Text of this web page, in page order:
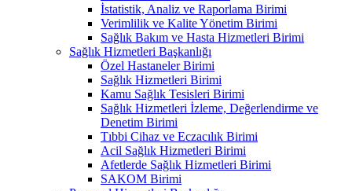
İstatistik, Analiz ve Raporlama Birimi
Verimlilik ve Kalite Yönetim Birimi
Sağlık Bakım ve Hasta Hizmetleri Birimi
Sağlık Hizmetleri Başkanlığı
Özel Hastaneler Birimi
Sağlık Hizmetleri Birimi
Kamu Sağlık Tesisleri Birimi
Sağlık Hizmetleri İzleme, Değerlendirme ve
Denetim Birimi
Tıbbi Cihaz ve Eczacılık Birimi
Acil Sağlık Hizmetleri Birimi
Afetlerde Sağlık Hizmetleri Birimi
SAKOM Birimi